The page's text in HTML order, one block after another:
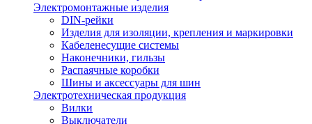
Электромонтажные изделия
DIN-рейки
Изделия для изоляции, крепления и маркировки
Кабеленесущие системы
Наконечники, гильзы
Распаячные коробки
Шины и аксессуары для шин
Электротехническая продукция
Вилки
Выключатели